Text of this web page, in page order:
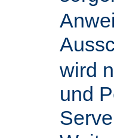
wird
und